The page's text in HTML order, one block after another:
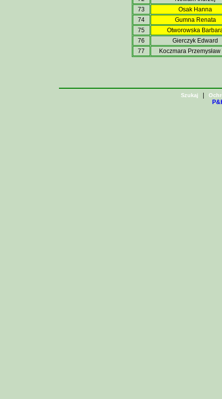
73
Osak Hanna
74
Gumna Renata
75
Otworowska
76
Gierczyk Edward
77
Koczmara Przemysław
Szukaj